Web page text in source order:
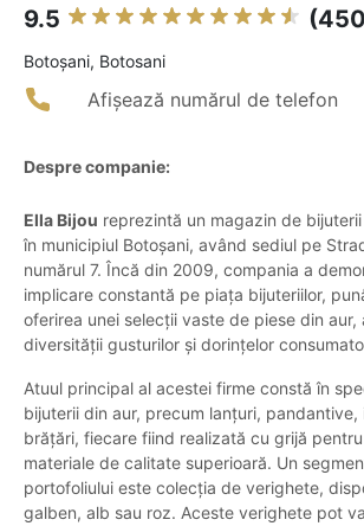
9.5
Botoşani, Botosani
Afișează numărul de telefon
Despre companie:
Ella Bijou reprezintă un magazin de
în municipiul Botoșani, având sediul pe
numărul 7. Încă din 2009, compania a
implicare constantă pe piața bijuteriilor,
oferirea unei selecții vaste de piese din
diversității gusturilor și dorințelor
Atuul principal al acestei firme constă în
bijuterii din aur, precum lanțuri, pandantive,
brățări, fiecare fiind realizată cu grijă
materiale de calitate superioară. Un
portofoliului este colecția de verighete,
galben, alb sau roz. Aceste verighete pot